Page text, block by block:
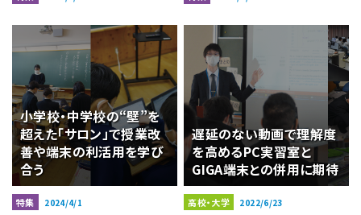
小学校・中学校の“壁”を
超えた「サロン」で授業改
善や端末の利活用を学び
合う
特集 2024/4/1
遅延のない動画で理解度
を高めるPC実習室と
GIGA端末との併用に期待
高校・大学 2022/6/23